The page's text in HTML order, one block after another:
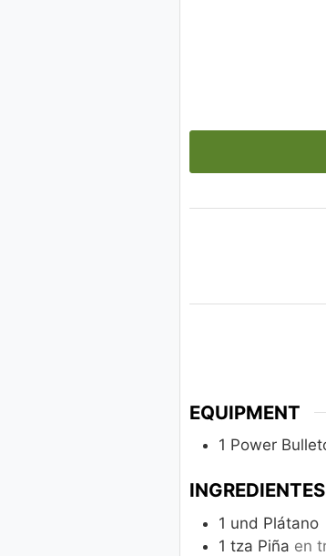
EQUIPMENT
1 Power
INGREDIENTES
1 und Plátano
1 tza Piña en